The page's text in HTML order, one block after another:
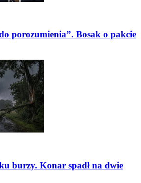
porozumienia”. Bosak o pakcie
burzy. Konar spadł na dwie